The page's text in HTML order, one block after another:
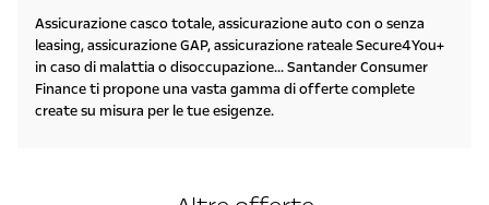
Assicurazione casco totale, assicurazione auto con o senza
leasing, assicurazione GAP, assicurazione rateale Secure4You+
in caso di malattia o disoccupazione... Santander Consumer
Finance ti propone una vasta gamma di offerte complete
create su misura per le tue esigenze.